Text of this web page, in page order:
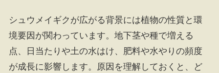
シュウメイギクが広がる背景には植物の性質と環
境要因が関わっています。地下茎や種で増える
点、日当たりや土の水はけ、肥料や水やりの頻度
が成長に影響します。原因を理解しておくと、ど